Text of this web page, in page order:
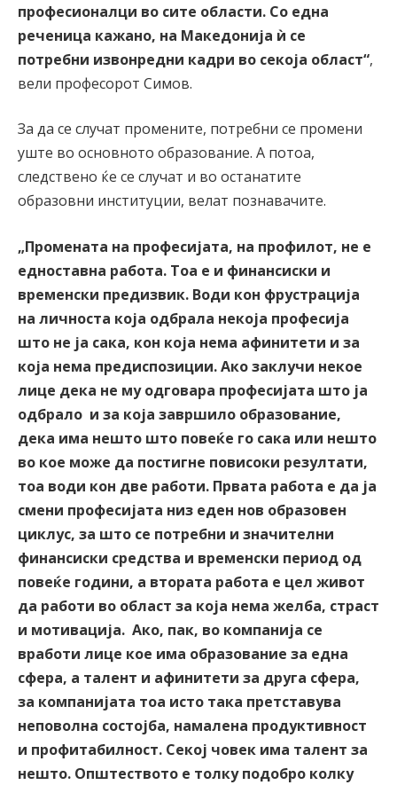
професионалци во сите области. Со една
реченица кажано, на Македонија ѝ се
потребни извонредни кадри во секоја област“,
вели професорот Симов.
За да се случат промените, потребни се промени
уште во основното образование. А потоа,
следствено ќе се случат и во останатите
образовни институции, велат познавачите.
„Промената на професијата, на профилот, не е
едноставна работа. Тоа е и финансиски и
временски предизвик. Води кон фрустрација
на личноста која одбрала некоја професија
што не ја сака, кон која нема афинитети и за
која нема предиспозиции. Ако заклучи некое
лице дека не му одговара професијата што ја
одбрало и за која завршило образование,
дека има нешто што повеќе го сака или нешто
во кое може да постигне повисоки резултати,
тоа води кон две работи. Првата работа е да ја
смени професијата низ еден нов образовен
циклус, за што се потребни и значителни
финансиски средства и временски период од
повеќе години, а втората работа е цел живот
да работи во област за која нема желба, страст
и мотивација. Ако, пак, во компанија се
вработи лице кое има образование за една
сфера, а талент и афинитети за друга сфера,
за компанијата тоа исто така претставува
неповолна состојба, намалена продуктивност
и профитабилност. Секој човек има талент за
нешто. Општеството е толку подобро колку